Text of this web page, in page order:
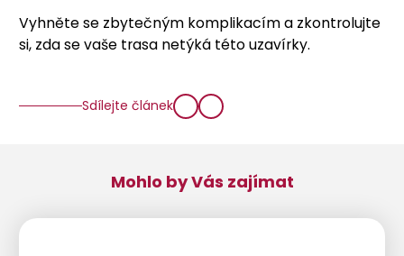
Vyhněte se zbytečným komplikacím a zkontrolujte
si, zda se vaše trasa netýká této uzavírky.
Sdílejte článek
Mohlo by Vás zajímat